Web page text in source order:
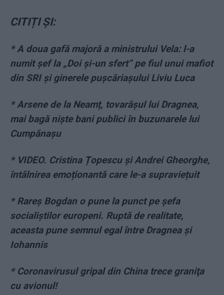
CITIȚI ȘI:
* A doua gafă majoră a ministrului Vela: l-a
numit șef la „Doi și-un sfert” pe fiul unui mafiot
din SRI și ginerele pușcăriașului Liviu Luca
* Arsene de la Neamț, tovarășul lui Dragnea,
mai bagă niște bani publici în buzunarele lui
Cumpănașu
* VIDEO. Cristina Țopescu și Andrei Gheorghe,
întâlnirea emoționantă care le-a supraviețuit
* Rareş Bogdan o pune la punct pe şefa
socialiştilor europeni. Ruptă de realitate,
aceasta pune semnul egal între Dragnea şi
Iohannis
* Coronavirusul gripal din China trece graniţa
cu avionul!